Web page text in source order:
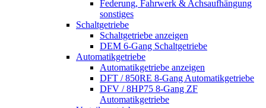
Federung, Fahrwerk & Achsaufhängung
sonstiges
Schaltgetriebe
Schaltgetriebe anzeigen
DEM 6-Gang Schaltgetriebe
Automatikgetriebe
Automatikgetriebe anzeigen
DFT / 850RE 8-Gang Automatikgetriebe
DFV / 8HP75 8-Gang ZF
Automatikgetriebe